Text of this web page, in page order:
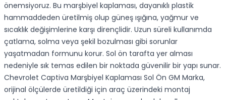
önemsiyoruz. Bu marşbiyel kaplaması, dayanıklı plastik
hammaddeden üretilmiş olup güneş ışığına, yağmur ve
sıcaklık değişimlerine karşı dirençlidir. Uzun süreli kullanımda
çatlama, solma veya şekil bozulması gibi sorunlar
yaşatmadan formunu korur. Sol ön tarafta yer alması
nedeniyle sık temas edilen bir noktada güvenilir bir yapı sunar.
Chevrolet Captiva Marşbiyel Kaplaması Sol Ön GM Marka,
orijinal ölçülerde üretildiği için araç üzerindeki montaj